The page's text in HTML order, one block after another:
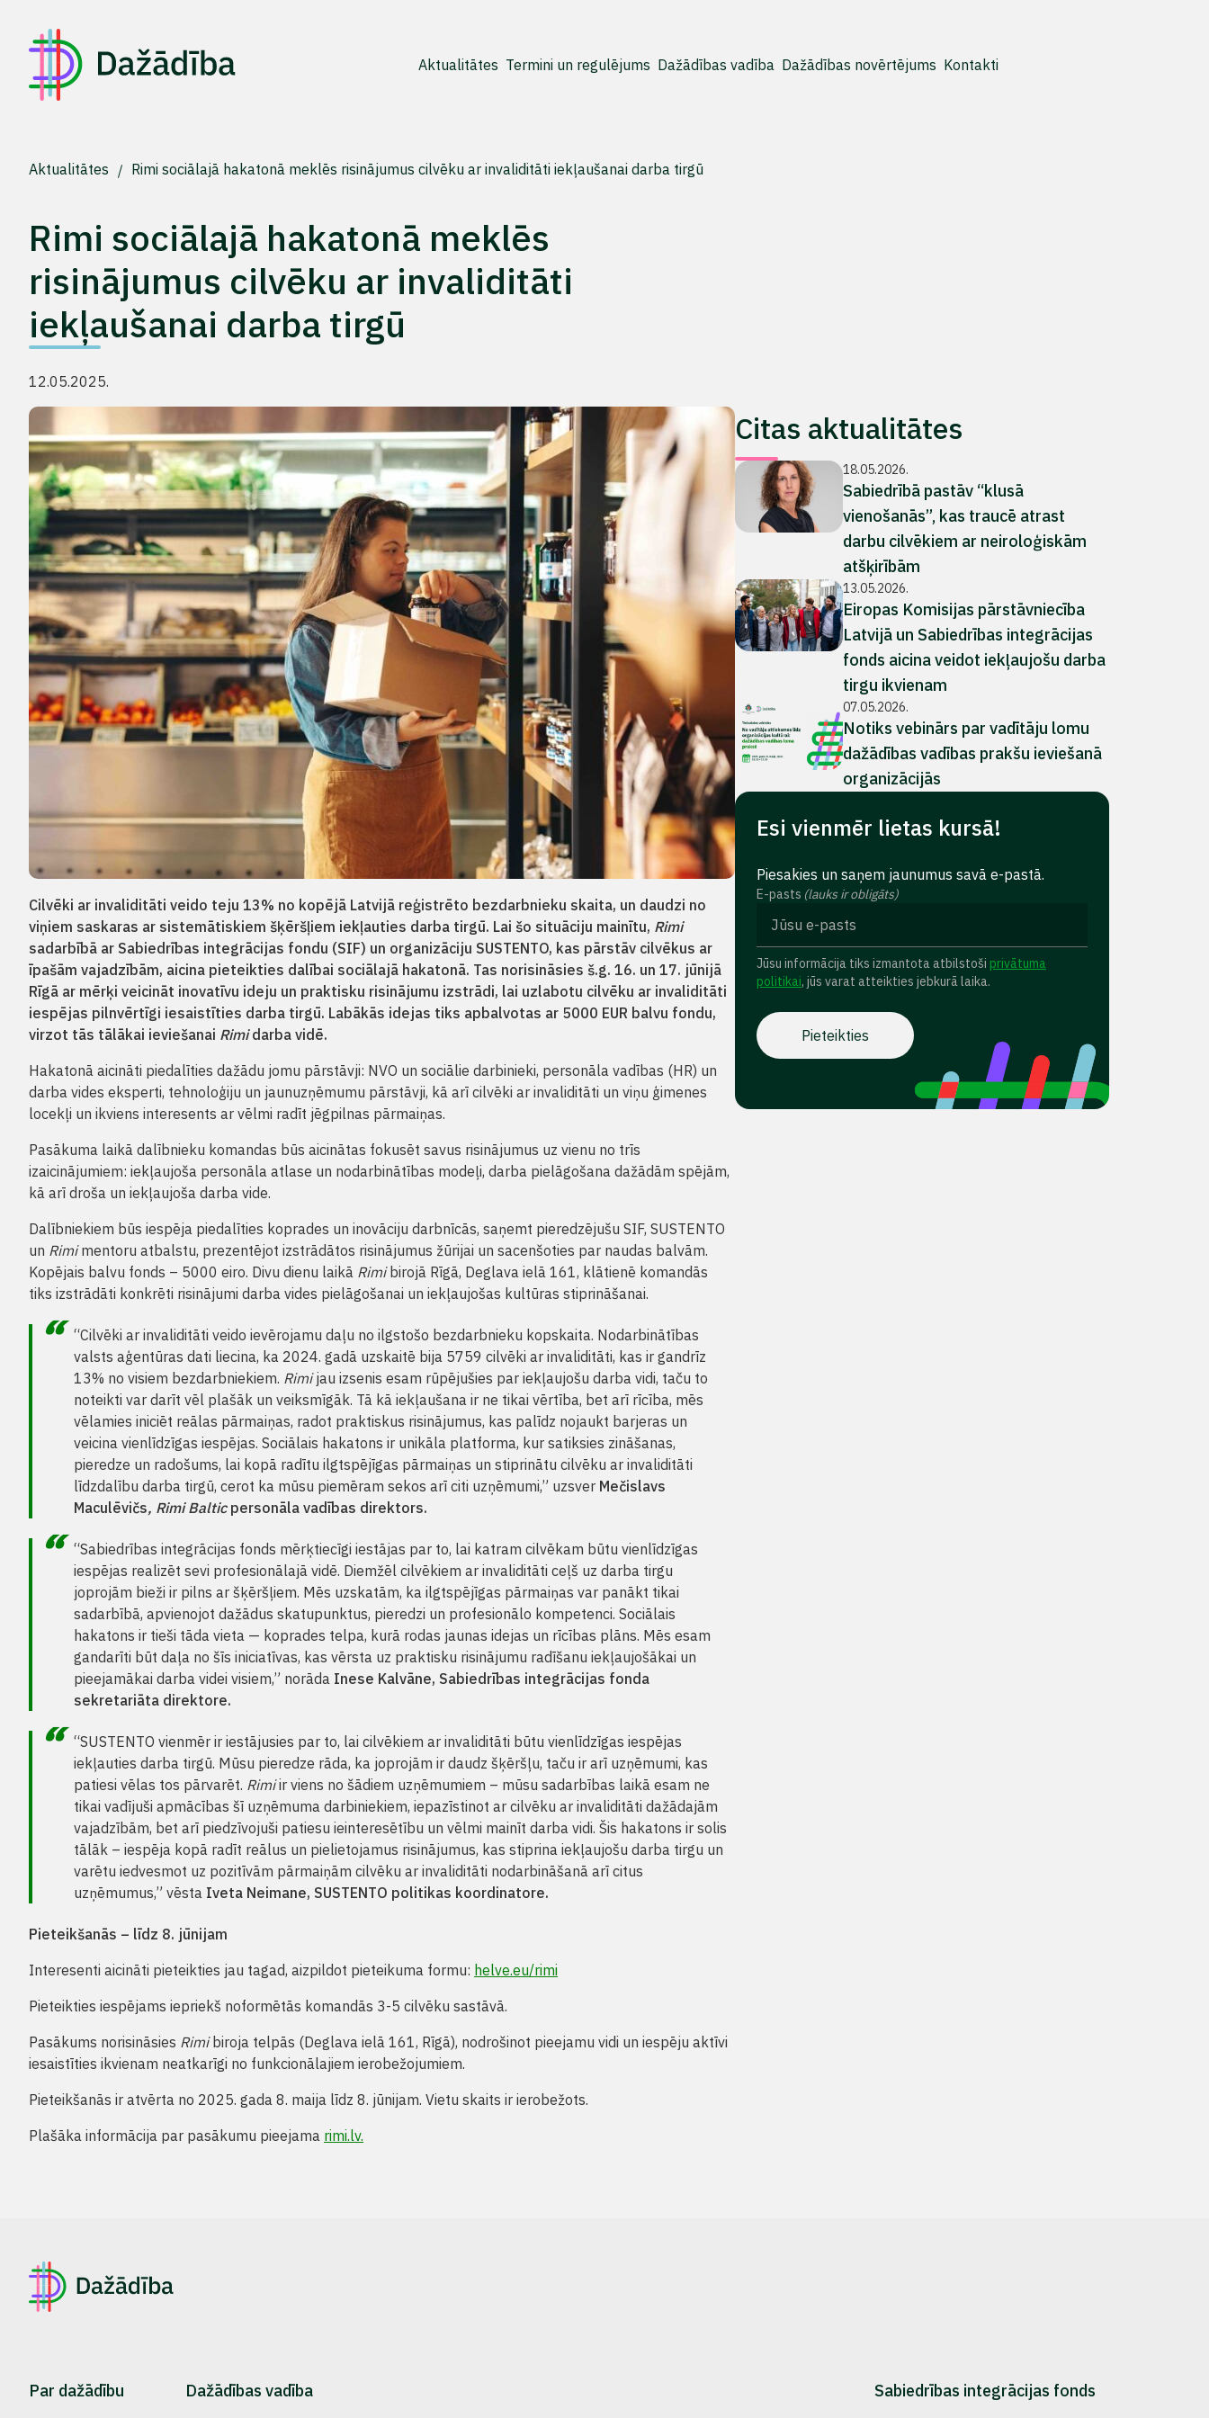
Aktualitātes Termini un regulējums Dažādības vadība Dažādības novērtējums Kontakti
Aktualitātes Rimi sociālajā hakatonā meklēs risinājumus cilvēku ar invaliditāti iekļaušanai darba tirgū
Rimi sociālajā hakatonā meklēs
risinājumus cilvēku ar invaliditāti
iekļaušanai darba tirgū
12.05.2025.
Cilvēki ar invaliditāti veido teju 13% no kopējā Latvijā reģistrēto bezdarbnieku skaita, un daudzi no
viņiem saskaras ar sistemātiskiem šķēršļiem iekļauties darba tirgū. Lai šo situāciju mainītu, Rimi
sadarbībā ar Sabiedrības integrācijas fondu (SIF) un organizāciju SUSTENTO, kas pārstāv cilvēkus ar
īpašām vajadzībām, aicina pieteikties dalībai sociālajā hakatonā. Tas norisināsies š.g. 16. un 17. jūnijā
Rīgā ar mērķi veicināt inovatīvu ideju un praktisku risinājumu izstrādi, lai uzlabotu cilvēku ar invaliditāti
iespējas pilnvērtīgi iesaistīties darba tirgū. Labākās idejas tiks apbalvotas ar 5000 EUR balvu fondu,
virzot tās tālākai ieviešanai Rimidarba vidē.
Hakatonā aicināti piedalīties dažādu jomu pārstāvji: NVO un sociālie darbinieki, personāla vadības (HR) un
darba vides eksperti, tehnoloģiju un jaunuzņēmumu pārstāvji, kā arī cilvēki ar invaliditāti un viņu ģimenes
locekļi un ikviens interesents ar vēlmi radīt jēgpilnas pārmaiņas.
Pasākuma laikā dalībnieku komandas būs aicinātas fokusēt savus risinājumus uz vienu no trīs
izaicinājumiem: iekļaujoša personāla atlase un nodarbinātības modeļi, darba pielāgošana dažādām spējām,
kā arī droša un iekļaujoša darba vide.
Dalībniekiem būs iespēja piedalīties koprades un inovāciju darbnīcās, saņemt pieredzējušu SIF, SUSTENTO
un Rimimentoru atbalstu, prezentējot izstrādātos risinājumus žūrijai un sacenšoties par naudas balvām.
Kopējais balvu fonds – 5000 eiro. Divu dienu laikā Rimibirojā Rīgā, Deglava ielā 161, klātienē komandās
tiks izstrādāti konkrēti risinājumi darba vides pielāgošanai un iekļaujošas kultūras stiprināšanai.
“Cilvēki ar invaliditāti veido ievērojamu daļu no ilgstošo bezdarbnieku kopskaita. Nodarbinātības
valsts aģentūras dati liecina, ka 2024. gadā uzskaitē bija 5759 cilvēki ar invaliditāti, kas ir gandrīz
13% no visiem bezdarbniekiem. Rimijau izsenis esam rūpējušies par iekļaujošu darba vidi, taču to
noteikti var darīt vēl plašāk un veiksmīgāk. Tā kā iekļaušana ir ne tikai vērtība, bet arī rīcība, mēs
vēlamies iniciēt reālas pārmaiņas, radot praktiskus risinājumus, kas palīdz nojaukt barjeras un
veicina vienlīdzīgas iespējas. Sociālais hakatons ir unikāla platforma, kur satiksies zināšanas,
pieredze un radošums, lai kopā radītu ilgtspējīgas pārmaiņas un stiprinātu cilvēku ar invaliditāti
līdzdalību darba tirgū, cerot ka mūsu piemēram sekos arī citi uzņēmumi,” uzsver Mečislavs
Maculēvičs, Rimi Balticpersonāla vadības direktors.
“Sabiedrības integrācijas fonds mērķtiecīgi iestājas par to, lai katram cilvēkam būtu vienlīdzīgas
iespējas realizēt sevi profesionālajā vidē. Diemžēl cilvēkiem ar invaliditāti ceļš uz darba tirgu
joprojām bieži ir pilns ar šķēršļiem. Mēs uzskatām, ka ilgtspējīgas pārmaiņas var panākt tikai
sadarbībā, apvienojot dažādus skatupunktus, pieredzi un profesionālo kompetenci. Sociālais
hakatons ir tieši tāda vieta — koprades telpa, kurā rodas jaunas idejas un rīcības plāns. Mēs esam
gandarīti būt daļa no šīs iniciatīvas, kas vērsta uz praktisku risinājumu radīšanu iekļaujošākai un
pieejamākai darba videi visiem,” norāda Inese Kalvāne, Sabiedrības integrācijas fonda
sekretariāta direktore.
“SUSTENTO vienmēr ir iestājusies par to, lai cilvēkiem ar invaliditāti būtu vienlīdzīgas iespējas
iekļauties darba tirgū. Mūsu pieredze rāda, ka joprojām ir daudz šķēršļu, taču ir arī uzņēmumi, kas
patiesi vēlas tos pārvarēt. Rimiir viens no šādiem uzņēmumiem – mūsu sadarbības laikā esam ne
tikai vadījuši apmācības šī uzņēmuma darbiniekiem, iepazīstinot ar cilvēku ar invaliditāti dažādajām
vajadzībām, bet arī piedzīvojuši patiesu ieinteresētību un vēlmi mainīt darba vidi. Šis hakatons ir solis
tālāk – iespēja kopā radīt reālus un pielietojamus risinājumus, kas stiprina iekļaujošu darba tirgu un
varētu iedvesmot uz pozitīvām pārmaiņām cilvēku ar invaliditāti nodarbināšanā arī citus
uzņēmumus,” vēsta Iveta Neimane, SUSTENTO politikas koordinatore.
Pieteikšanās – līdz 8. jūnijam
Interesenti aicināti pieteikties jau tagad, aizpildot pieteikuma formu: helve.eu/rimi
Pieteikties iespējams iepriekš noformētās komandās 3-5 cilvēku sastāvā.
Pasākums norisināsies Rimibiroja telpās (Deglava ielā 161, Rīgā), nodrošinot pieejamu vidi un iespēju aktīvi
iesaistīties ikvienam neatkarīgi no funkcionālajiem ierobežojumiem.
Pieteikšanās ir atvērta no 2025. gada 8. maija līdz 8. jūnijam. Vietu skaits ir ierobežots.
Plašāka informācija par pasākumu pieejama rimi.lv.
Citas aktualitātes
18.05.2026.
Sabiedrībā pastāv “klusā
vienošanās”, kas traucē atrast
darbu cilvēkiem ar neiroloģiskām
atšķirībām
13.05.2026.
Eiropas Komisijas pārstāvniecība
Latvijā un Sabiedrības integrācijas
fonds aicina veidot iekļaujošu darba
tirgu ikvienam
07.05.2026.
Notiks vebinārs par vadītāju lomu
dažādības vadības prakšu ieviešanā
organizācijās
Esi vienmēr lietas kursā!
Piesakies un saņem jaunumus savā e-pastā.
E-pasts (lauks ir obligāts)
Jūsu informācija tiks izmantota atbilstoši privātuma
politikai, jūs varat atteikties jebkurā laika.
Par dažādību Dažādības vadība Sabiedrības integrācijas fonds